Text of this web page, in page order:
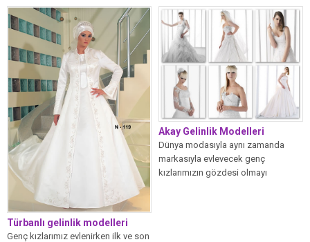
kızlar daha çok...
Türbanlı gelinlik modelleri
Genç kızlarımız evlenirken ilk ve son
Akay Gelinlik Modelleri
Dünya modasıyla aynı zamanda
markasıyla evlevecek genç
kızlarımızın gözdesi olmayı